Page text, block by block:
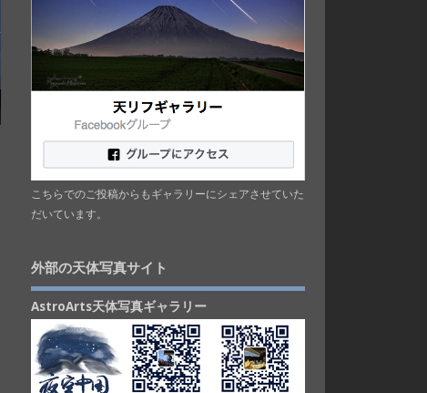
こちらでのご投稿からもギャラリーにシェアさせていた
だいています。
外部の天体写真サイト
AstroArts天体写真ギャラリー